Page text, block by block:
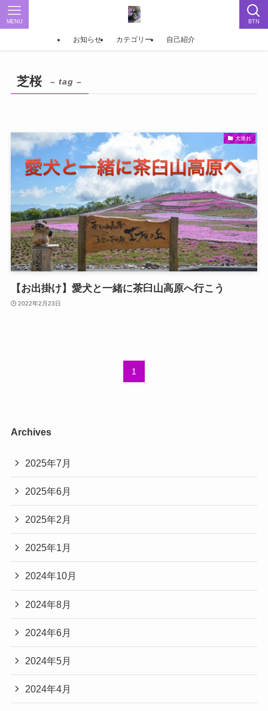
BTN
MENU
お知らせ カテゴリー 自己紹介
芝桜 – tag –
犬連れ
【お出掛け】愛犬と一緒に茶臼山高原へ行こう
2022年2月23日
1
Archives
2025年7月
2025年6月
2025年2月
2025年1月
2024年10月
2024年8月
2024年6月
2024年5月
2024年4月